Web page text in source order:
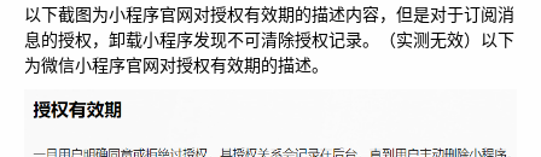
以下截图为小程序官网对授权有效期的描述内容，但是对于订阅消
息的授权，卸载小程序发现不可清除授权记录。（实测无效）以下
为微信小程序官网对授权有效期的描述。